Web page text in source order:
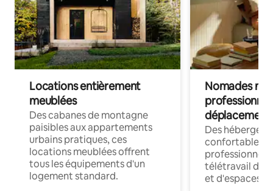
Locations entièrement
meublées
Des cabanes de montagne
paisibles aux appartements
urbains pratiques, ces
locations meublées offrent
tous les équipements d'un
logement standard.
Nomades
déplacement
Des
confortables
professionnels
télétravail
et d'espaces